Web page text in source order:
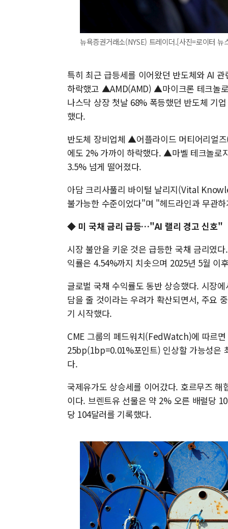
뉴욕증권거래소(NYSE) 트레이더.[사진=로이
특히 최근 급등세를 이어왔던 반도체와 AI
하락했고 ▲AMD(AMD) ▲마이크론 테크놀
나스닥 상장 첫날 68% 폭등했던 반도체 기
했다.
반도체 장비업체 ▲어플라이드 머티어리얼
에도 2% 가까이 하락했다. ▲마벨 테크놀
3.5% 넘게 떨어졌다.
아담 크리사풀리 바이털 날리지(Vital
불가능한 수준이었다"며 "헤드라인과 무관
◆ 미 국채 금리 급등…"AI 랠리 경고 신호"
시장 불안을 키운 것은 급등한 국채 금리였
익률은 4.54%까지 치솟으며 2025년 5월 이
글로벌 국채 수익률도 동반 상승했다. 시장
담을 줄 것이라는 우려가 확산되면서, 주요
기 시작했다.
CME 그룹의 페드워치(FedWatch)에 따르
25bp(1bp=0.01%포인트) 인상할 가능성은
다.
국제유가도 상승세를 이어갔다. 호르무즈
이다. 브렌트유 선물은 약 2% 오른 배럴당
당 104달러를 기록했다.